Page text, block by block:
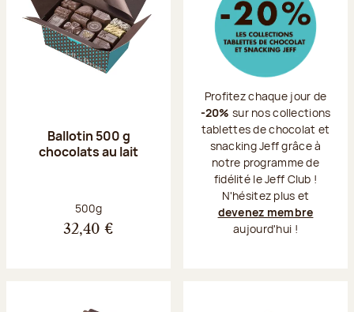
Ballotin 500 g
chocolats au lait
Poids net :
500g
32,40 €
Profitez chaque jour de
-20% sur nos collections
tablettes de chocolat et
snacking Jeff grâce à
notre programme de
fidélité le Jeff Club !
N'hésitez plus et
devenez membre
aujourd'hui !